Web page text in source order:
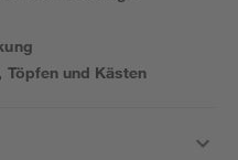
Töpfen und Kästen